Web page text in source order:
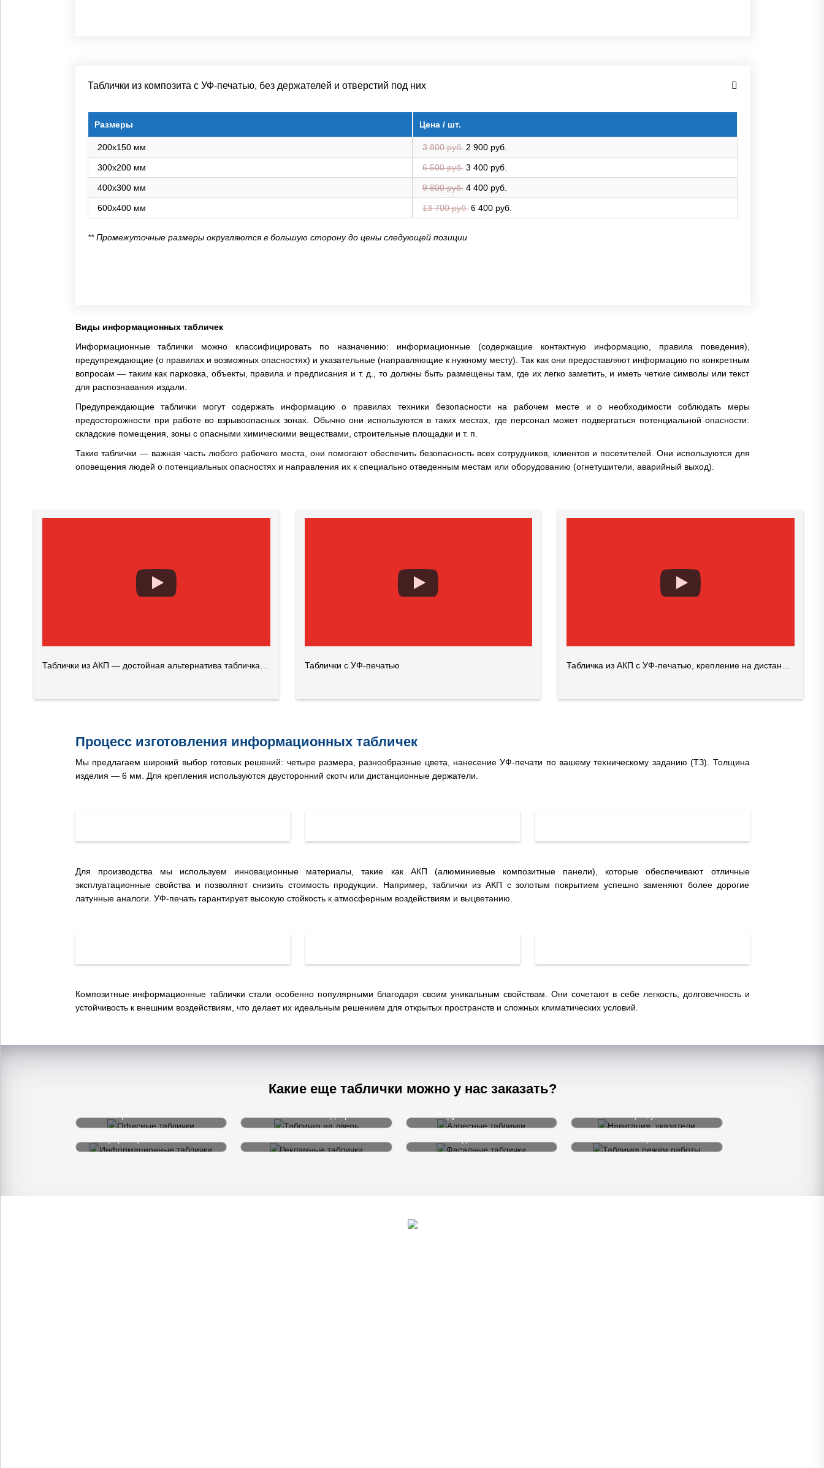
Таблички из композита с УФ-печатью, без держателей и отверстий под них
Размеры Цена / шт.
200х150 мм 3 800 руб.2 900 руб.
300х200 мм 6 500 руб.3 400 руб.
400х300 мм 9 800 руб.4 400 руб.
600х400 мм 13 700 руб.6 400 руб.
** Промежуточные размеры округляются в большую сторону до цены следующей позиции
Виды информационных табличек
Информационные таблички можно классифицировать по назначению: информационные (содержащие контактную информацию, правила поведения),
предупреждающие (о правилах и возможных опасностях) и указательные (направляющие к нужному месту). Так как они предоставляют информацию по конкретным
вопросам — таким как парковка, объекты, правила и предписания и т. д., то должны быть размещены там, где их легко заметить, и иметь четкие символы или текст
для распознавания издали.
Предупреждающие таблички могут содержать информацию о правилах техники безопасности на рабочем месте и о необходимости соблюдать меры
предосторожности при работе во взрывоопасных зонах. Обычно они используются в таких местах, где персонал может подвергаться потенциальной опасности:
складские помещения, зоны с опасными химическими веществами, строительные площадки и т. п.
Такие таблички — важная часть любого рабочего места, они помогают обеспечить безопасность всех сотрудников, клиентов и посетителей. Они используются для
оповещения людей о потенциальных опасностях и направления их к специально отведенным местам или оборудованию (огнетушители, аварийный выход).
Таблички с УФ-печатью
Процесс изготовления информационных табличек
Мы предлагаем широкий выбор готовых решений: четыре размера, разнообразные цвета, нанесение УФ-печати по вашему техническому заданию (ТЗ). Толщина
изделия — 6 мм. Для крепления используются двусторонний скотч или дистанционные держатели.
Для производства мы используем инновационные материалы, такие как АКП (алюминиевые композитные панели), которые обеспечивают отличные
эксплуатационные свойства и позволяют снизить стоимость продукции. Например, таблички из АКП с золотым покрытием успешно заменяют более дорогие
латунные аналоги. УФ-печать гарантирует высокую стойкость к атмосферным воздействиям и выцветанию.
Композитные информационные таблички стали особенно популярными благодаря своим уникальным свойствам. Они сочетают в себе легкость, долговечность и
устойчивость к внешним воздействиям, что делает их идеальным решением для открытых пространств и сложных климатических условий.
Какие еще таблички можно у нас заказать?
+7 (926) 7777-090